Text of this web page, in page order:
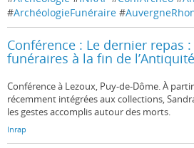
#ArchéologieFunéraire #
Conférence : Le dernier repas
funéraires à la fin de
Conférence à Lezoux, Puy-de-Dôme. À
récemment intégrées aux collections,
les gestes accomplis autour des morts.
Inrap